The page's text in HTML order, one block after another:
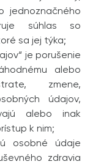
jednoznačného
súhlas so
sa jej týka;
je porušenie
alebo
zmene,
údajov,
alebo inak
k nim;
osobné údaje
zdravia